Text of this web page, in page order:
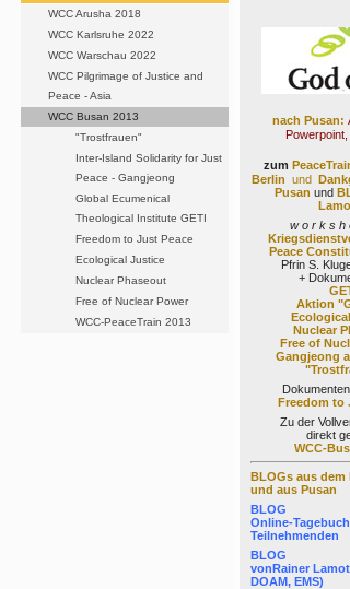
WCC Arusha 2018
WCC Karlsruhe 2022
WCC Warschau 2022
WCC Pilgrimage of Justice and
Peace - Asia
WCC Busan 2013
"Trostfrauen"
Inter-Island Solidarity for Just
Peace - Gangjeong
Global Ecumenical
Theological Institute GETI
Freedom to Just Peace
Ecological Justice
Nuclear Phaseout
Free of Nuclear Power
WCC-PeaceTrain 2013
nach Pusan:
zum
Berlin und
Pusan und
w o r k s
Peace
Pfrin S.
+
Aktion
Nuclear
Free of
Gangjeong
Freedom to
Zu der
direkt
WCC-
BLOGs aus dem
und aus Pusan
BLOG
Online-
Teilnehmenden
BLOG
vonRainer
DOAM, EMS)